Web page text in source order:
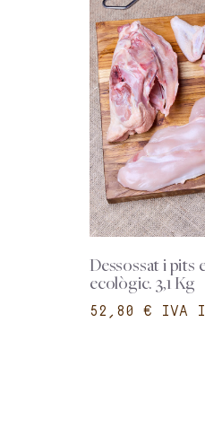
Dessossat i pits
ecològic. 3,1 Kg
€